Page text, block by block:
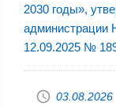
2030 годы»,
администрации
12.09.2025 №
03.08.2026